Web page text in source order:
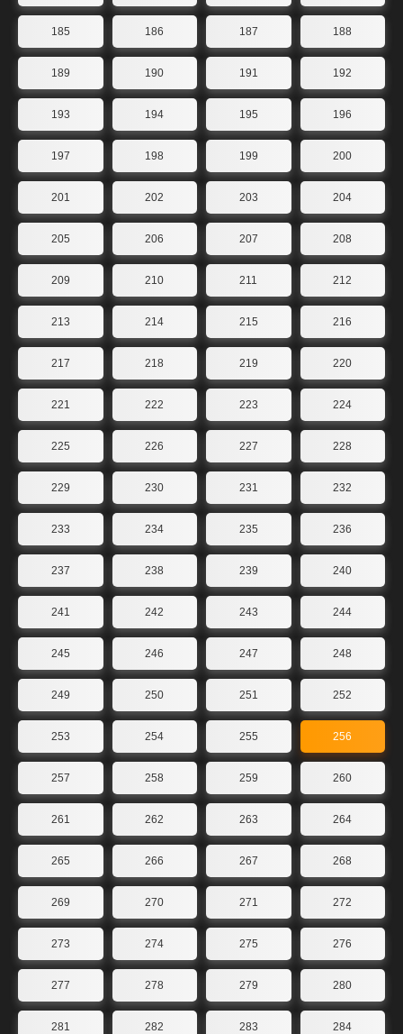
185 186 187 188
189 190 191 192
193 194 195 196
197 198 199 200
201 202 203 204
205 206 207 208
209 210 211 212
213 214 215 216
217 218 219 220
221 222 223 224
225 226 227 228
229 230 231 232
233 234 235 236
237 238 239 240
241 242 243 244
245 246 247 248
249 250 251 252
253 254 255 256
257 258 259 260
261 262 263 264
265 266 267 268
269 270 271 272
273 274 275 276
277 278 279 280
281 282 283 284